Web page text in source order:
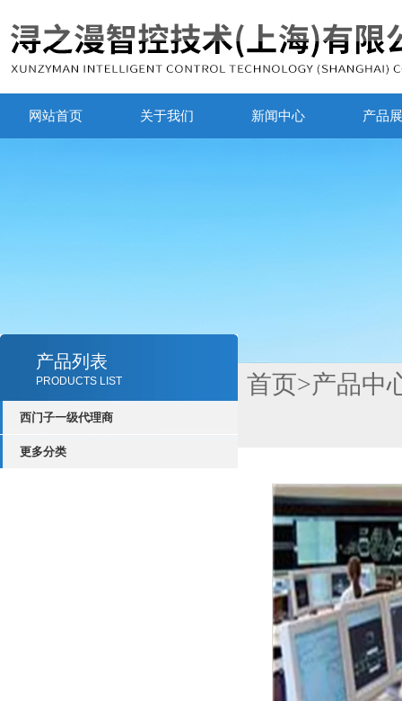
网站首页 关于我们 新闻中心 产品
产品列表
PRODUCTS LIST
西门子一级代理商
更多分类
首页>产品中